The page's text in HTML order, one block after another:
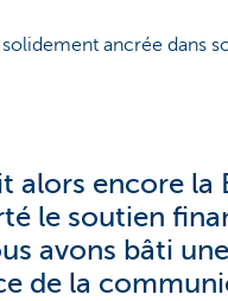
ancrée dans
alors encore la
le soutien
avons bâti
de la